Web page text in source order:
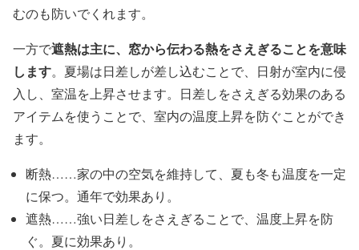
むのも防いでくれます。
一方で遮熱は主に、窓から伝わる熱をさえぎることを意味
します。夏場は日差しが差し込むことで、日射が室内に侵
入し、室温を上昇させます。日差しをさえぎる効果のある
アイテムを使うことで、室内の温度上昇を防ぐことができ
ます。
断熱……家の中の空気を維持して、夏も冬も温度を一定
に保つ。通年で効果あり。
遮熱……強い日差しをさえぎることで、温度上昇を防
ぐ。夏に効果あり。